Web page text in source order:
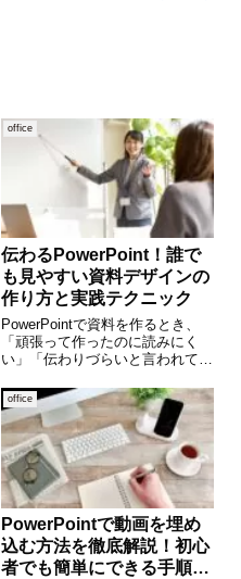
office
伝わるPowerPoint！誰で
も見やすい資料デザインの
作り方と実践テクニック
PowerPointで資料を作るとき、
「頑張って作ったのに読みにく
い」「伝わりづらいと言われてし
か。実は、見やすいデザインには
いくつかの共通した“型”がありま
す。特別なデザインスキルがなく
ても、ポイントさえ押さ
office
PowerPointで動画を埋め
込む方法を徹底解説！初心
者でも簡単にできる手順と